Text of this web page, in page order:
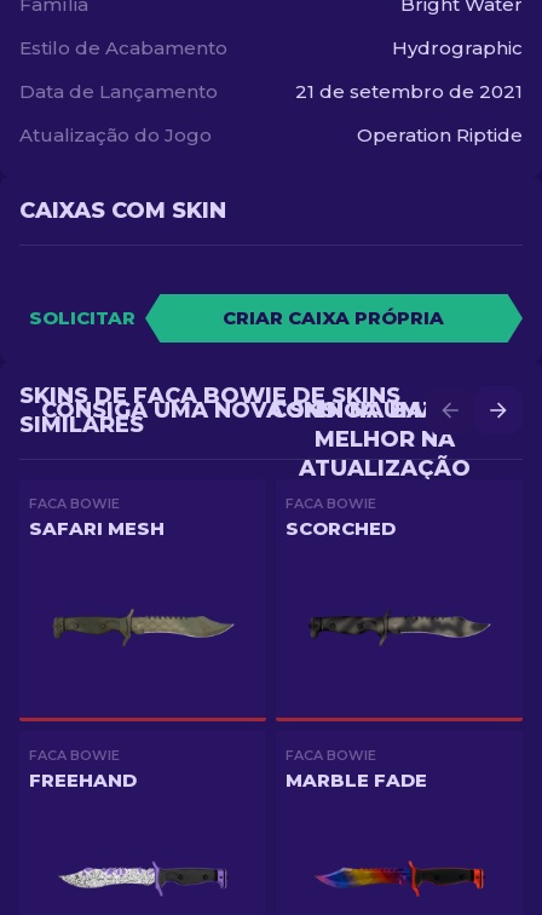
Estilo de Acabamento
Hydrographic
Data de Lançamento
21 de setembro de 2021
Atualização do Jogo
Operation Riptide
CAIXAS COM SKIN
SOLICITAR CRIAR CAIXA PRÓPRIA
CONSIGA UMA SKIN
MELHOR NA
ATUALIZAÇÃO
CONSIGA UMA NOVA SKIN NA BATALHA
SKINS DE FACA BOWIE DE SKINS
SIMILARES
FACA BOWIE
SAFARI MESH
FACA BOWIE
SCORCHED
FACA BOWIE
FREEHAND
FACA BOWIE
MARBLE FADE